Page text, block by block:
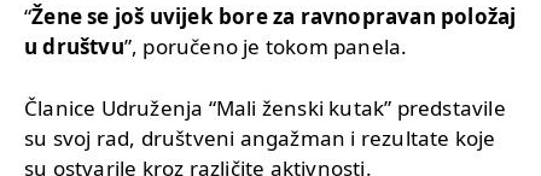
“Žene se još uvijek bore za ravnopravan položaj
u društvu”, poručeno je tokom panela.
Članice Udruženja “Mali ženski kutak” predstavile
su svoj rad, društveni angažman i rezultate koje
su ostvarile kroz različite aktivnosti.